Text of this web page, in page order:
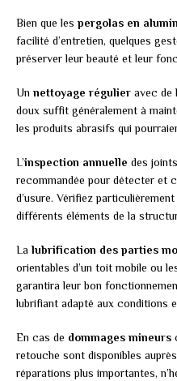
Bien que les pergolas en
facilité d’entretien, quelques
préserver leur beauté et leur
Un nettoyage régulier avec de
doux suffit généralement à
les produits abrasifs qui
L’inspection annuelle des
recommandée pour détecter et
d’usure. Vérifiez
différents éléments de la
La lubrification des parties
orientables d’un toit mobile ou
garantira leur bon
lubrifiant adapté aux conditions
En cas de dommages mineurs
retouche sont disponibles
réparations plus importantes,